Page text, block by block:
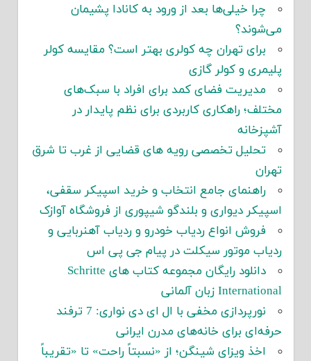
چرا خیلی‌ها بعد از ورود به کانادا پشیمان
می‌شوند؟
برای تهران چه کولری بهتر است؟ مقایسه کولر
پلیمری و کولر گازی
مدیریت فضای کمد برای افراد با سبک‌های
مختلف؛ راهکاری کاربردی برای نظم پایدار در
آشپزخانه
تحلیل تخصصی رویه های قضایی از غرب تا شرق
تهران
راهنمای جامع انتخاب و خرید اسپیکر سقفی،
اسپیکر دیواری و بلندگو شیپوری از فروشگاه آوازک
فروش انواع ردیاب خودرو و ردیاب آهنربایی و
ردیاب موتور سیکلت در پیام جی پی اس
دانلود رایگان مجموعه کتاب های Schritte
International زبان آلمانی
نورپردازی مخفی با ال ای دی نواری: 7 ترفند
حرفه‌ای برای خانه‌های مدرن ایرانی
اخذ ویزای شینگن؛ از «نسبتاً راحت» تا «تقریباً